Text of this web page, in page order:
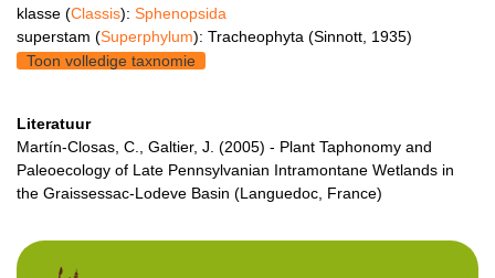
klasse (Classis): Sphenopsida
superstam (Superphylum): Tracheophyta (Sinnott, 1935)
Toon volledige taxnomie
Literatuur
Martín-Closas, C., Galtier, J. (2005) - Plant Taphonomy and
Paleoecology of Late Pennsylvanian Intramontane Wetlands in
the Graissessac-Lodeve Basin (Languedoc, France)